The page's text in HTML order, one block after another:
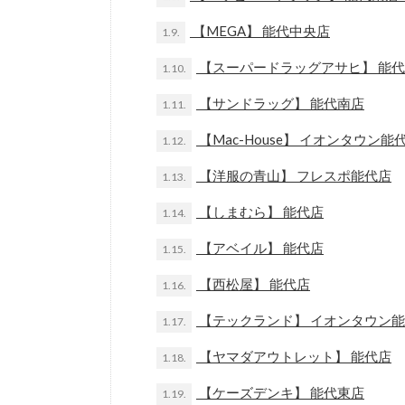
1.9. 【MEGA】 能代中央店
1.10. 【スーパードラッグアサヒ】 能
1.11. 【サンドラッグ】 能代南店
1.12. 【Mac-House】 イオンタウン能
1.13. 【洋服の青山】 フレスポ能代店
1.14. 【しまむら】 能代店
1.15. 【アベイル】 能代店
1.16. 【西松屋】 能代店
1.17. 【テックランド】 イオンタウン
1.18. 【ヤマダアウトレット】 能代店
1.19. 【ケーズデンキ】 能代東店